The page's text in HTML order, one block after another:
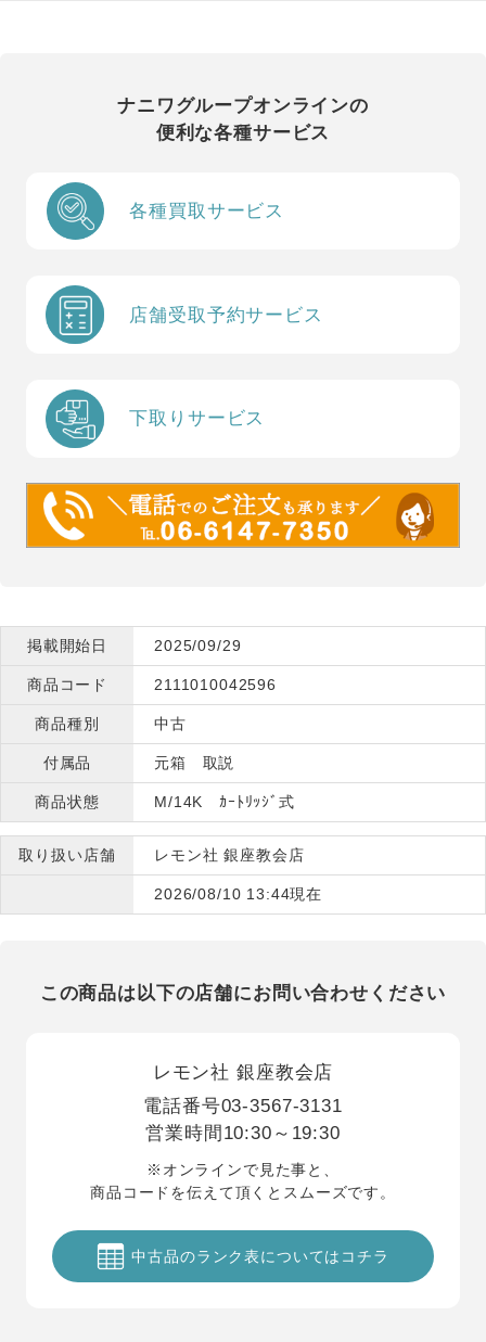
ナニワグループオンラインの
便利な各種サービス
各種買取サービス
店舗受取予約サービス
下取りサービス
掲載開始日 2025/09/29
商品コード 2111010042596
商品種別 中古
付属品 元箱 取説
商品状態 M/14K ｶｰﾄﾘｯｼﾞ式
取り扱い店舗 レモン社 銀座教会店
2026/08/10 13:44現在
この商品は以下の店舗にお問い合わせください
レモン社 銀座教会店
電話番号03-3567-3131
営業時間 10:30～19:30
※オンラインで見た事と、
商品コードを伝えて頂くとスムーズです。
中古品のランク表についてはコチラ